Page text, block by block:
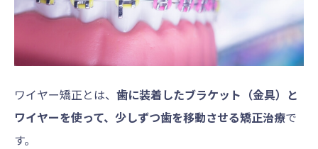
ワイヤー矯正とは、 歯に装着したブラケット（金具）と
ワイヤーを使って、少しずつ歯を移動させる矯正治療で
す。